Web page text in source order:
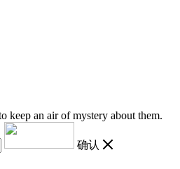
keep an air of mystery about them.
确认